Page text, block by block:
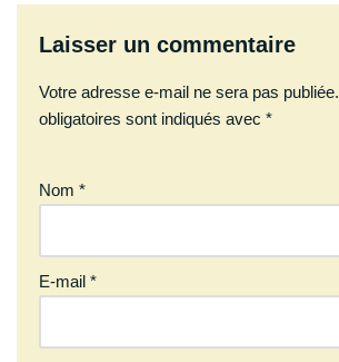
Laisser un commentaire
Votre adresse e-mail ne sera pas publiée.
obligatoires sont indiqués avec *
Nom *
E-mail *